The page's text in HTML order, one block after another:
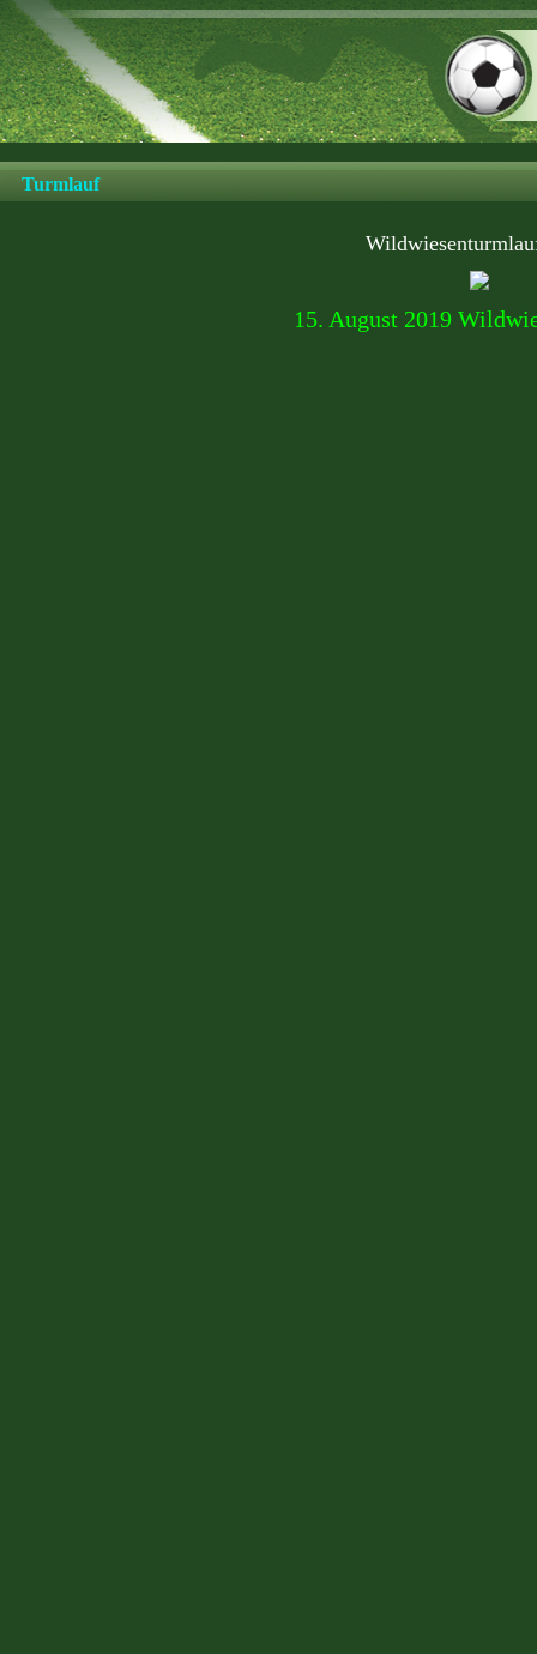
Turmlauf
15. August 2019